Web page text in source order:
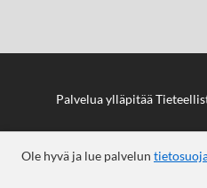
Ole hyvä ja lue palvelun
Palvelua ylläpitää